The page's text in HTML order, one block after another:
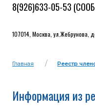
8(926)633-05-53
107014, Москва, ул.Жебрунова,
Главная Реестр
Информация из